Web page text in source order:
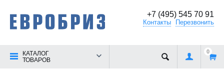
+7 (495) 545 70 91
Контакты Перезвонить
КАТАЛОГ
ТОВАРОВ
0